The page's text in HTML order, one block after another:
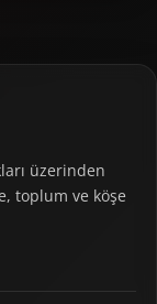
üzerinden
toplum ve köşe